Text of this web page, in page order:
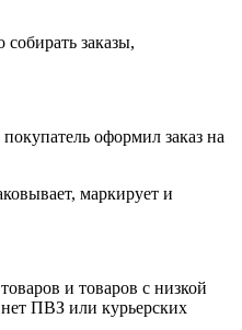
заказы,
оформил заказ на
маркирует и
и товаров с низкой
ПВЗ или курьерских